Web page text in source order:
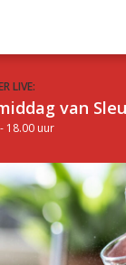
LIVE:
van
18.00 uur
uur 1 van 0